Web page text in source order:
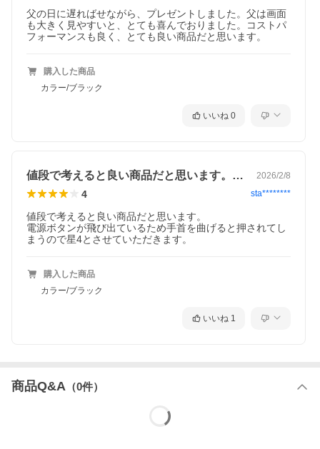
父の日に遅ればせながら、プレゼントしました。父は画面
も大きく見やすいと、とても喜んでおりました。コストパ
フォーマンスも良く、とても良い商品だと思います。
購入した商品
カラー/ブラック
いいね 0
値段で考えると良い商品だと思います。電… 2026/2/8
4 sta********
値段で考えると良い商品だと思います。
電源ボタンが飛び出ているため手首を曲げると押されてし
まうので星4とさせていただきます。
購入した商品
カラー/ブラック
いいね 1
商品Q&A （0件）